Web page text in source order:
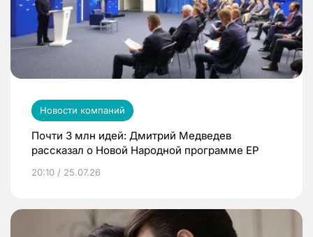
Новости компаний
Почти 3 млн идей: Дмитрий Медведев
рассказал о Новой Народной программе ЕР
20:10 / 25.07.26